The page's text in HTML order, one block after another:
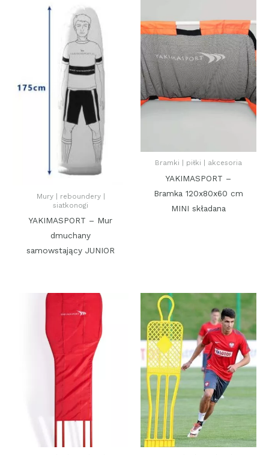
Mury | reboundery |
siatkonogi
YAKIMASPORT – Mur
dmuchany
samowstający JUNIOR
Bramki | piłki | akcesoria
YAKIMASPORT –
Bramka 120x80x60 cm
MINI składana